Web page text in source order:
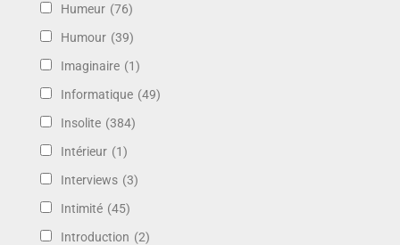
Humeur (76)
Humour (39)
Imaginaire (1)
Informatique (49)
Insolite (384)
Intérieur (1)
Interviews (3)
Intimité (45)
Introduction (2)